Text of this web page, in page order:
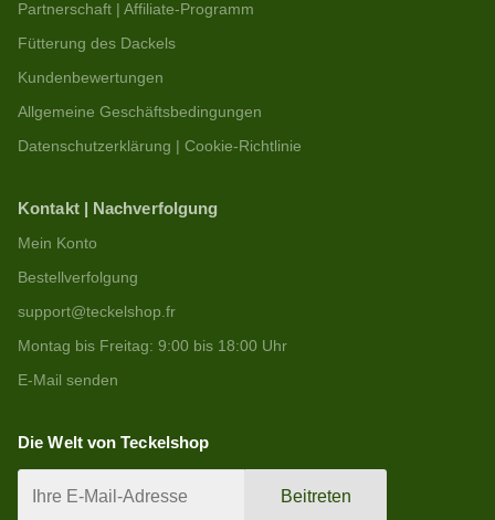
Partnerschaft | Affiliate-Programm
Fütterung des Dackels
Kundenbewertungen
Allgemeine Geschäftsbedingungen
Datenschutzerklärung | Cookie-Richtlinie
Kontakt | Nachverfolgung
Mein Konto
Bestellverfolgung
support@teckelshop.fr
Montag bis Freitag: 9:00 bis 18:00 Uhr
E-Mail senden
Die Welt von Teckelshop
Beitreten